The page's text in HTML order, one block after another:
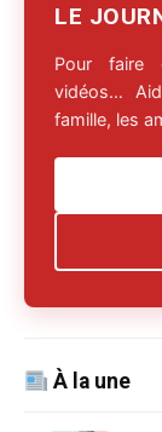
LE
Pour faire
vidéos…
famille, les
À la une